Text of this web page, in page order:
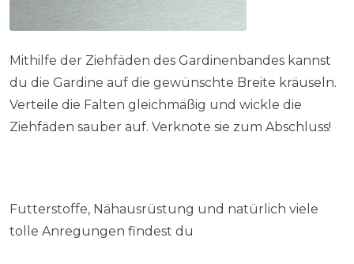
Mithilfe der Ziehfäden des Gardinenbandes kannst
du die Gardine auf die gewünschte Breite kräuseln.
Verteile die Falten gleichmäßig und wickle die
Ziehfäden sauber auf. Verknote sie zum Abschluss!
Futterstoffe, Nähausrüstung und natürlich viele
tolle Anregungen findest du